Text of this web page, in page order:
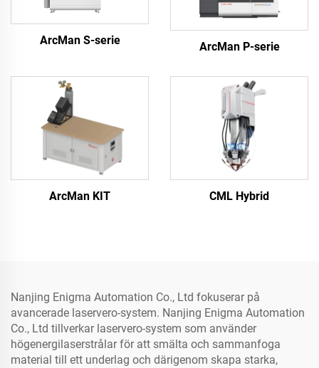
ArcMan S-serie ArcMan P-serie
ArcMan KIT CML Hybrid
Nanjing Enigma Automation Co., Ltd fokuserar på
avancerade laservero-system. Nanjing Enigma Automation
Co., Ltd tillverkar laservero-system som använder
högenergilaserstrålar för att smälta och sammanfoga
material till ett underlag och därigenom skapa starka,